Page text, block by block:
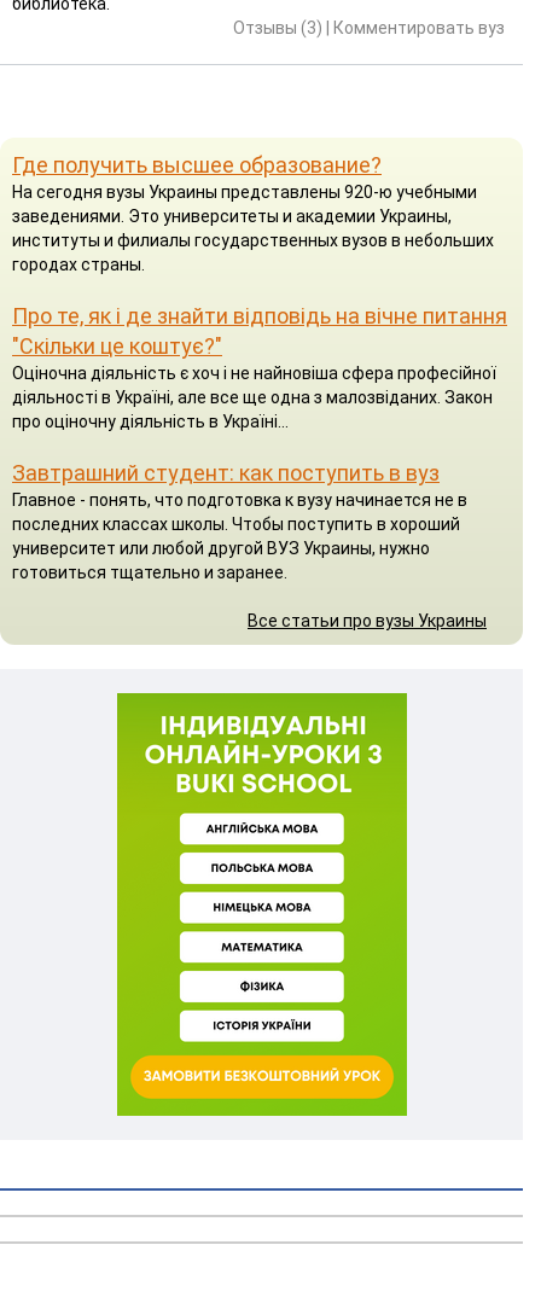
Отзывы (3)
Комментировать вуз
Где получить высшее образование?
На сегодня вузы Украины представлены 920-ю учебными
заведениями. Это университеты и академии Украины,
институты и филиалы государственных вузов в небольших
городах страны.
Про те, як і де знайти відповідь на вічне питання
"Скільки це коштує?"
Оціночна діяльність є хоч і не найновіша сфера професійної
діяльності в Україні, але все ще одна з малозвіданих. Закон
про оціночну діяльність в Україні...
Завтрашний студент: как поступить в вуз
Главное - понять, что подготовка к вузу начинается не в
последних классах школы. Чтобы поступить в хороший
университет или любой другой ВУЗ Украины, нужно
готовиться тщательно и заранее.
Все статьи про вузы Украины